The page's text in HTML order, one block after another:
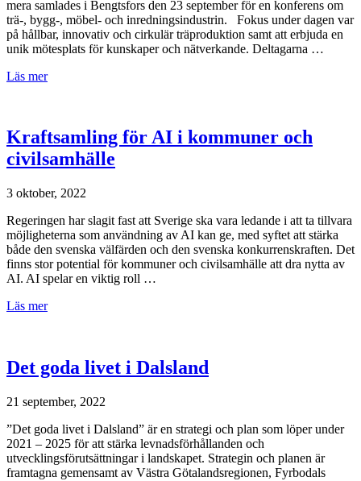
mera samlades i Bengtsfors den 23 september för en konferens om
trä-, bygg-, möbel- och inredningsindustrin. Fokus under dagen var
på hållbar, innovativ och cirkulär träproduktion samt att erbjuda en
unik mötesplats för kunskaper och nätverkande. Deltagarna …
Läs mer
Kraftsamling för AI i kommuner och
civilsamhälle
3 oktober, 2022
Regeringen har slagit fast att Sverige ska vara ledande i att ta tillvara
möjligheterna som användning av AI kan ge, med syftet att stärka
både den svenska välfärden och den svenska konkurrenskraften. Det
finns stor potential för kommuner och civilsamhälle att dra nytta av
AI. AI spelar en viktig roll …
Läs mer
Det goda livet i Dalsland
21 september, 2022
”Det goda livet i Dalsland” är en strategi och plan som löper under
2021 – 2025 för att stärka levnadsförhållanden och
utvecklingsförutsättningar i landskapet. Strategin och planen är
framtagna gemensamt av Västra Götalandsregionen, Fyrbodals